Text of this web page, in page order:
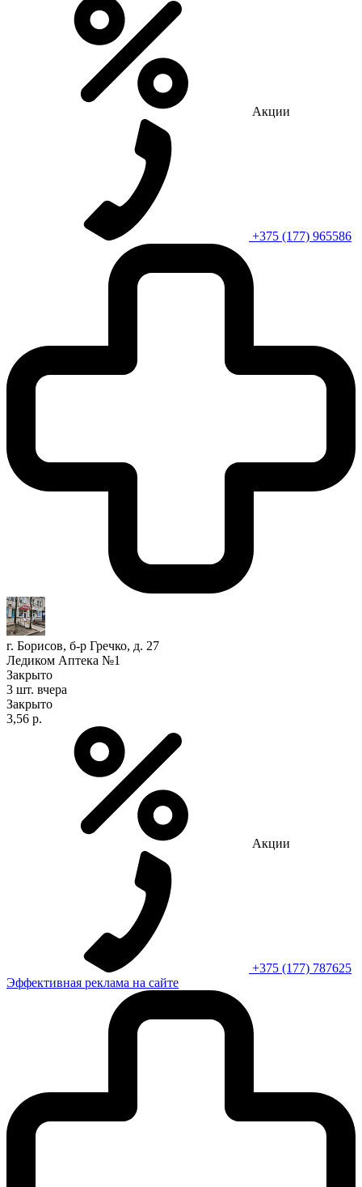
Акции
+375 (177) 965586
г. Борисов, б-р Гречко, д. 27
Ледиком Аптека №1
Закрыто
3 шт. вчера
Закрыто
3,56 р.
Акции
+375 (177) 787625
Эффективная реклама на сайте